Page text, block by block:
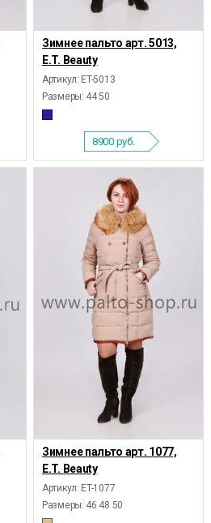
Зимнее пальто арт. 5013,
E.T. Beauty
Артикул: ET-5013
Размеры: 44 50
8900 руб.
Зимнее пальто арт. 1077,
E.T. Beauty
Артикул: ET-1077
Размеры: 46 48 50